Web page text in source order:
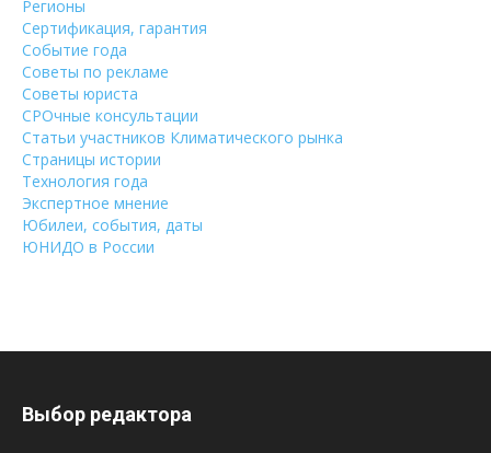
Регионы
Сертификация, гарантия
Событие года
Советы по рекламе
Советы юриста
СРОчные консультации
Статьи участников Климатического рынка
Страницы истории
Технология года
Экспертное мнение
Юбилеи, события, даты
ЮНИДО в России
Выбор редактора